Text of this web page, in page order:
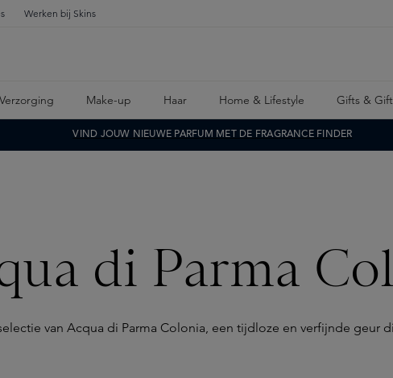
Werken bij Skins
Verzorging Make-up Haar Home & Lifestyle Gifts &
VIND JOUW NIEUWE PARFUM MET DE FRAGRANCE FINDER
di Parma
van Acqua di Parma Colonia, een tijdloze en verfijnde geur